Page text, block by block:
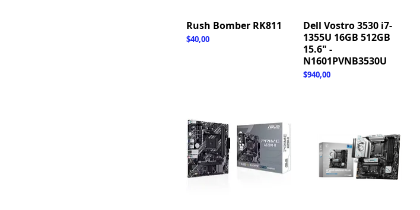
Hızlı Bakış
Rush Bomber RK811
Fiyat
$40,00
Hızlı Bakış
Dell Vostro 3530 i7-
1355U 16GB 512GB
15.6" -
N1601PVNB3530U
Fiyat
$940,00